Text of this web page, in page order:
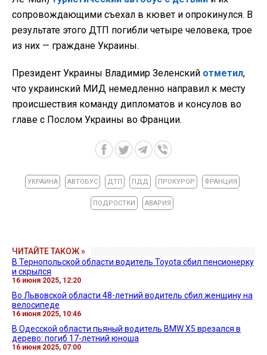
сопровождающими съехал в кювет и опрокинулся. В
результате этого ДТП погибли четыре человека, трое
из них — граждане Украины.
Президент Украины Владимир Зеленский отметил,
что украинский МИД немедленно направил к месту
происшествия команду дипломатов и консулов во
главе с Послом Украины во Франции.
УКРАИНА АВТОБУС ДТП ПДД ПРОКУРОР ФРАНЦИЯ
ПОДРОСТКИ АВАРИЯ
ЧИТАЙТЕ ТАКОЖ »
В Тернопольской области водитель Toyota сбил пенсионерку
и скрылся
16 июня 2025, 12:20
Во Львовской области 48-летний водитель сбил женщину на
велосипеде
16 июня 2025, 10:46
В Одесской области пьяный водитель BMW Х5 врезался в
дерево: погиб 17-летний юноша
16 июня 2025, 07:00